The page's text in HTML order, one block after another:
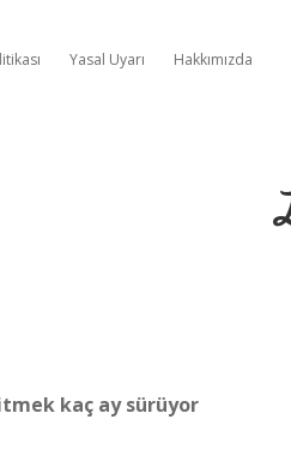
Yasal Uyarı Hakkımızda
kaç ay sürüyor